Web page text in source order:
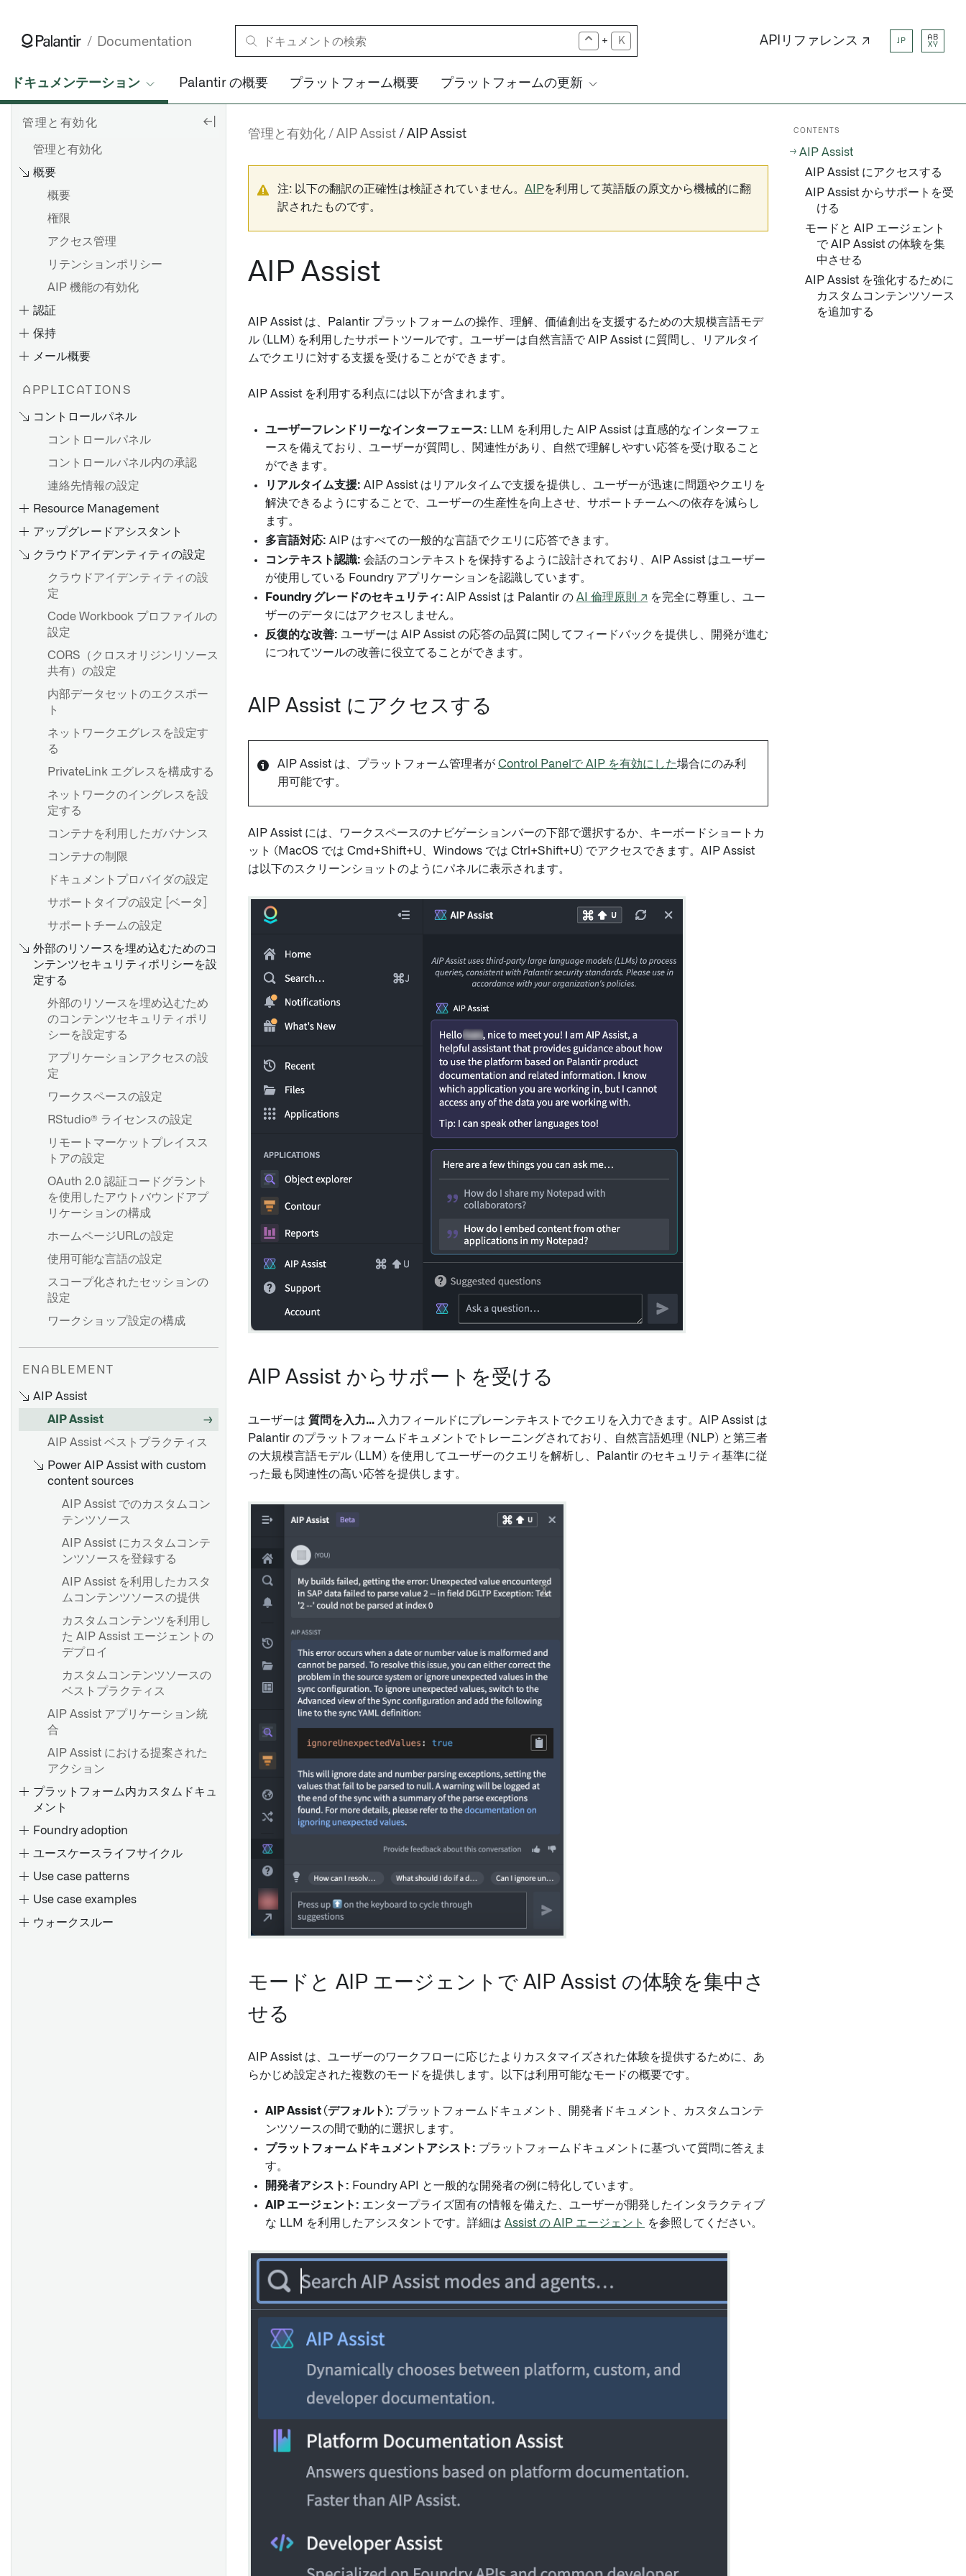
Documentation + K APIリファレンス ↗ JP
AB
XY
ドキュメンテーション Palantir の概要 プラットフォーム概要 プラットフォームの更新
管理と有効化
管理と有効化
概要
概要
権限
アクセス管理
リテンションポリシー
AIP 機能の有効化
認証
ンテグレーションを設定する
Okta 用の SAML 2.0 統合を設
定する
他のIDプロバイダーのための
イダーを更新する
はじめに
エンロールメント内のユーザ
保持
メール概要
APPLICATIONS
コントロールパネル
コントロールパネル
コントロールパネル内の承認
連絡先情報の設定
Resource Management
アップグレードアシスタント
クラウドアイデンティティの設定
クラウドアイデンティティの設
定
Code Workbook プロファイルの
設定
CORS（クロスオリジンリソース
共有）の設定
内部データセットのエクスポー
ト
ネットワークエグレスを設定す
る
PrivateLink エグレスを構成する
ネットワークのイングレスを設
定する
コンテナを利用したガバナンス
コンテナの制限
ドキュメントプロバイダの設定
サポートタイプの設定 [ベータ]
サポートチームの設定
外部のリソースを埋め込むためのコ
ンテンツセキュリティポリシーを設
定する
外部のリソースを埋め込むため
のコンテンツセキュリティポリ
シーを設定する
アプリケーションアクセスの設
定
ワークスペースの設定
RStudio® ライセンスの設定
リモートマーケットプレイスス
トアの設定
OAuth 2.0 認証コードグラント
を使用したアウトバウンドアプ
リケーションの構成
ホームページURLの設定
使用可能な言語の設定
スコープ化されたセッションの
設定
ワークショップ設定の構成
ENABLEMENT
AIP Assist
AIP Assist
AIP Assist ベストプラクティス
Power AIP Assist with custom
content sources
AIP Assist でのカスタムコン
テンツソース
AIP Assist にカスタムコンテ
ンツソースを登録する
AIP Assist を利用したカスタ
ムコンテンツソースの提供
カスタムコンテンツを利用し
た AIP Assist エージェントの
デプロイ
カスタムコンテンツソースの
ベストプラクティス
AIP Assist アプリケーション統
合
AIP Assist における提案された
アクション
プラットフォーム内カスタムドキュ
メント
Foundry adoption
Foundry プログラムの概要
プログラム開発フェーズ
ユースケースライフサイクル
Use case patterns
Use case examples
ウォークスルー
管理と有効化 AIP Assist AIP Assist
注: 以下の翻訳の正確性は検証されていません。 AIPを利用して英語版の原文から機械的に翻
訳されたものです。
AIP Assist
AIP Assist は、Palantir プラットフォームの操作、理解、価値創出を支援するための大規模言語モデ
ル (LLM) を利用したサポートツールです。ユーザーは自然言語で AIP Assist に質問し、リアルタイ
ムでクエリに対する支援を受けることができます。
AIP Assist を利用する利点には以下が含まれます。
ユーザーフレンドリーなインターフェース: LLM を利用した AIP Assist は直感的なインターフェ
ースを備えており、ユーザーが質問し、関連性があり、自然で理解しやすい応答を受け取ること
ができます。
リアルタイム支援: AIP Assist はリアルタイムで支援を提供し、ユーザーが迅速に問題やクエリを
解決できるようにすることで、ユーザーの生産性を向上させ、サポートチームへの依存を減らし
ます。
多言語対応: AIP はすべての一般的な言語でクエリに応答できます。
コンテキスト認識: 会話のコンテキストを保持するように設計されており、AIP Assist はユーザー
が使用している Foundry アプリケーションを認識しています。
Foundry グレードのセキュリティ: AIP Assist は Palantir の AI 倫理原則 ↗ を完全に尊重し、ユー
ザーのデータにはアクセスしません。
反復的な改善: ユーザーは AIP Assist の応答の品質に関してフィードバックを提供し、開発が進む
につれてツールの改善に役立てることができます。
AIP Assist にアクセスする
AIP Assist は、プラットフォーム管理者が Control Panelで AIP を有効にした場合にのみ利
用可能です。
AIP Assist には、ワークスペースのナビゲーションバーの下部で選択するか、キーボードショートカ
ット (MacOS では Cmd+Shift+U、Windows では Ctrl+Shift+U) でアクセスできます。AIP Assist
は以下のスクリーンショットのようにパネルに表示されます。
AIP Assist からサポートを受ける
ユーザーは 質問を入力... 入力フィールドにプレーンテキストでクエリを入力できます。AIP Assist は
Palantir のプラットフォームドキュメントでトレーニングされており、自然言語処理 (NLP) と第三者
の大規模言語モデル (LLM) を使用してユーザーのクエリを解析し、Palantir のセキュリティ基準に従
った最も関連性の高い応答を提供します。
モードと AIP エージェントで AIP Assist の体験を集中さ
せる
AIP Assist は、ユーザーのワークフローに応じたよりカスタマイズされた体験を提供するために、あ
らかじめ設定された複数のモードを提供します。以下は利用可能なモードの概要です。
AIP Assist (デフォルト): プラットフォームドキュメント、開発者ドキュメント、カスタムコンテ
ンツソースの間で動的に選択します。
プラットフォームドキュメントアシスト: プラットフォームドキュメントに基づいて質問に答えま
す。
開発者アシスト: Foundry API と一般的な開発者の例に特化しています。
AIP エージェント: エンタープライズ固有の情報を備えた、ユーザーが開発したインタラクティブ
な LLM を利用したアシスタントです。詳細は Assist の AIP エージェント を参照してください。
CONTENTS
AIP Assist
AIP Assist にアクセスする
AIP Assist からサポートを受
ける
モードと AIP エージェント
で AIP Assist の体験を集
中させる
AIP Assist を強化するために
カスタムコンテンツソース
を追加する